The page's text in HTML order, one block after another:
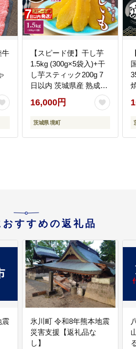
牛
【スピード便】干し芋
1.5kg (300g×5袋入)+干
し芋スティック200g 7
日以内 茨城県産 熟成紅
はるか 干し芋 紅はるか
ほしいも さつまい おや
つ ダイエット デザート
人気 K1801 【計1.7kg】
16,000円
茨城県 境町
すすめの返礼品
震
氷川町 令和8年熊本地震
災害支援【返礼品な
し】